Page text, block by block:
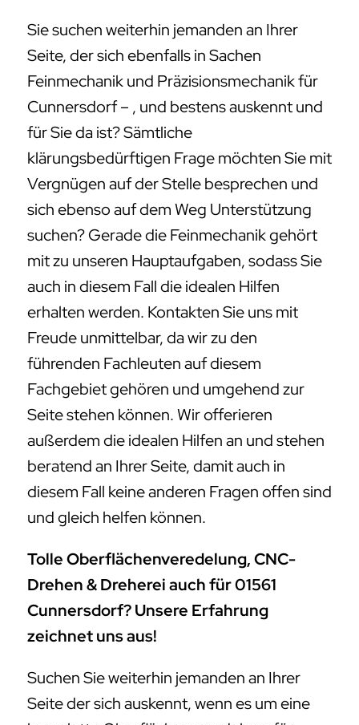
Vergnügen auf der Stelle besprechen und
sich ebenso auf dem Weg Unterstützung
suchen? Gerade die Feinmechanik gehört
mit zu unseren Hauptaufgaben, sodass Sie
auch in diesem Fall die idealen Hilfen
erhalten werden. Kontakten Sie uns mit
Freude unmittelbar, da wir zu den
führenden Fachleuten auf diesem
Fachgebiet gehören und umgehend zur
Seite stehen können. Wir offerieren
außerdem die idealen Hilfen an und stehen
beratend an Ihrer Seite, damit auch in
diesem Fall keine anderen Fragen offen sind
und gleich helfen können.
Tolle Oberflächenveredelung, CNC-
Drehen & Dreherei auch für 01561
Cunnersdorf? Unsere Erfahrung
zeichnet uns aus!
Suchen Sie weiterhin jemanden an Ihrer
Seite der sich auskennt, wenn es um eine
komplette Oberflächenveredelung für
Cunnersdorf geht? Sie suchen nach einem
Fachmann, der Ihnen unmittelbar zur Seite
Sie kenntnisreich zu beraten und
sicherzustellen, dass Sie von den größten